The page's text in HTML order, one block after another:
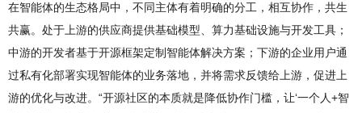
在智能体的生态格局中，不同主体有着明确的分工，相互协作，共生
共赢。处于上游的供应商提供基础模型、算力基础设施与开发工具；
中游的开发者基于开源框架定制智能体解决方案；下游的企业用户通
过私有化部署实现智能体的业务落地，并将需求反馈给上游，促进上
游的优化与改进。“开源社区的本质就是降低协作门槛，让‘一个人+智